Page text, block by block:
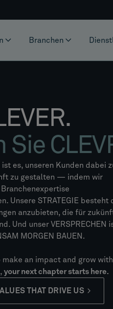
Branchen
Sie
ist es, unseren Kunden dabei
zu gestalten — indem wir
Unsere STRATEGIE besteht
anzubieten, die für
Und unser VERSPRECHEN
MORGEN BAUEN.
make an impact and grow with
your next chapter starts here.
THAT DRIVE US